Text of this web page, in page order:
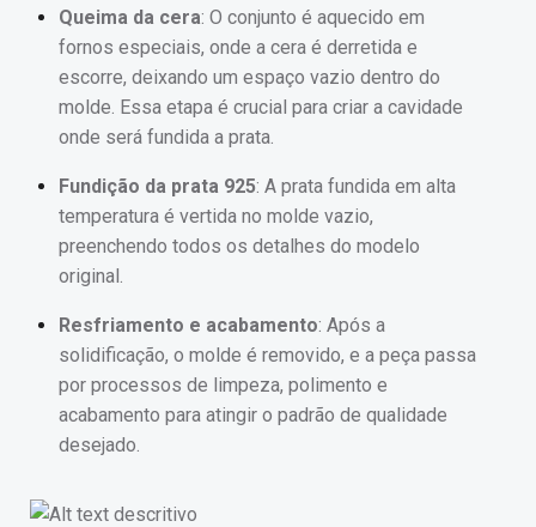
Queima da cera: O conjunto é aquecido em
fornos especiais, onde a cera é derretida e
escorre, deixando um espaço vazio dentro do
molde. Essa etapa é crucial para criar a cavidade
onde será fundida a prata.
Fundição da prata 925: A prata fundida em alta
temperatura é vertida no molde vazio,
preenchendo todos os detalhes do modelo
original.
Resfriamento e acabamento: Após a
solidificação, o molde é removido, e a peça passa
por processos de limpeza, polimento e
acabamento para atingir o padrão de qualidade
desejado.